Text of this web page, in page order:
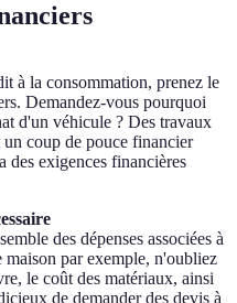
à la consommation, prenez le
Demandez-vous pourquoi
d'un véhicule ? Des travaux
coup de pouce financier
des exigences financières
des dépenses associées à
par exemple, n'oubliez
le coût des matériaux, ainsi
de demander des devis à